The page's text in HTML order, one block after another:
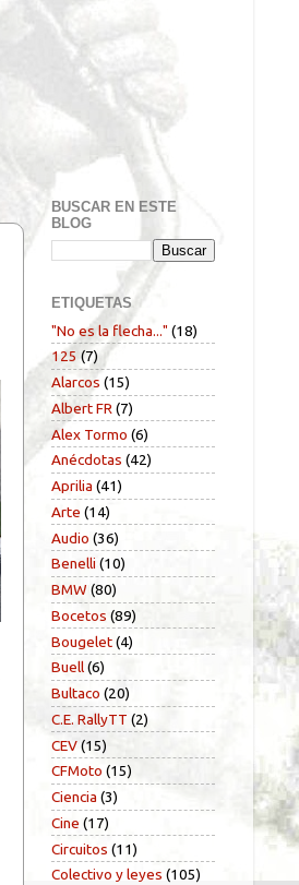
BUSCAR EN ESTE
BLOG
ETIQUETAS
"No es la flecha..." (18)
125 (7)
Alarcos (15)
Albert FR (7)
Alex Tormo (6)
Anécdotas (42)
Aprilia (41)
Arte (14)
Audio (36)
Benelli (10)
BMW (80)
Bocetos (89)
Bougelet(4)
Buell(6)
Bultaco (20)
C.E. RallyTT (2)
CEV(15)
CFMoto (15)
Ciencia (3)
Cine (17)
Circuitos (11)
Colectivo y leyes (105)